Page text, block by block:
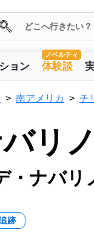
ョン
ノベルティ
体験談
南アメリカ チ
リ
・ナバ
跡